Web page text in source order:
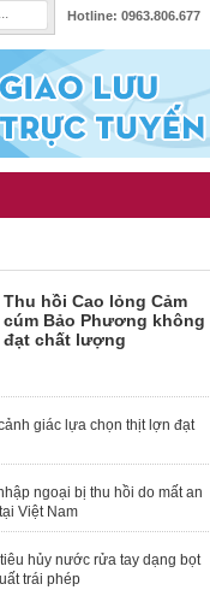
Hotline: 0963.806.677
Thu hồi Cao lỏng Cảm
cúm Bảo Phương không
đạt chất lượng
giác lựa chọn thịt lợn đạt
ngoại bị thu hồi do mất an
Việt Nam
hủy nước rửa tay dạng bọt
trái phép